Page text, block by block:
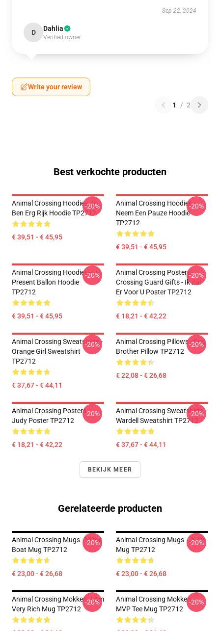
Sep 22, 2024
D Dahlia
Verified owner
Write your review
1 / 2
Best verkochte producten
Animal Crossing Hoodies. Ik
Ben Erg Rijk Hoodie TP2712
€ 39,51 - € 45,95
-20%
Animal Crossing Hoodies -
Neem Een Pauze Hoodie
TP2712
€ 39,51 - € 45,95
-20%
Animal Crossing Hoodies -
Present Ballon Hoodie
TP2712
€ 39,51 - € 45,95
-20%
Animal Crossing Posters -
Crossing Guard Gifts - Ik Zal
Er Voor U Poster TP2712
€ 18,21 - € 42,22
-20%
Animal Crossing Sweatshirts -
Orange Girl Sweatshirt
TP2712
€ 37,67 - € 44,11
-20%
Animal Crossing Pillows - Dog
Brother Pillow TP2712
€ 22,08 - € 26,68
-20%
Animal Crossing Posters -
Judy Poster TP2712
€ 18,21 - € 42,22
-20%
Animal Crossing Sweatshirts -
Wardell Sweatshirt TP2712
€ 37,67 - € 44,11
-20%
BEKIJK MEER
Gerelateerde producten
Animal Crossing Mugs - Nikos
Boat Mug TP2712
€ 23,00 - € 26,68
-20%
Animal Crossing Mugs - Judy
Mug TP2712
€ 23,00 - € 26,68
-20%
Animal Crossing Mokken. I Am
Very Rich Mug TP2712
-20%
Animal Crossing Mokken -
MVP Tee Mug TP2712
-20%